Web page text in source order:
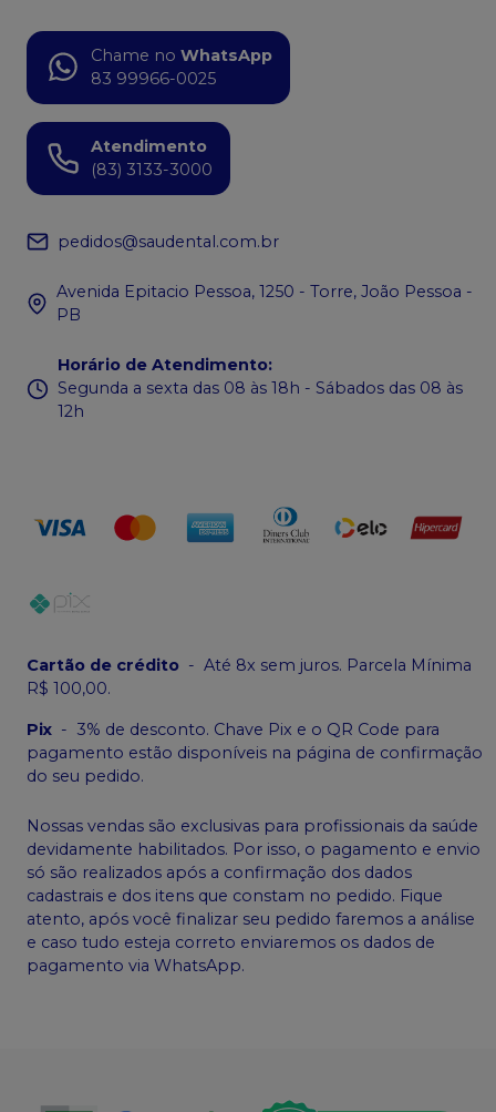
Chame no WhatsApp
83 99966-0025
Atendimento
(83) 3133-3000
pedidos@saudental.com.br
Avenida Epitacio Pessoa, 1250 - Torre, João Pessoa -
PB
Horário de Atendimento:
Segunda a sexta das 08 às 18h - Sábados das 08 às
12h
Cartão de crédito - Até 8x sem juros. Parcela Mínima
R$ 100,00.
Pix - 3% de desconto. Chave Pix e o QR Code para
pagamento estão disponíveis na página de confirmação
do seu pedido.
Nossas vendas são exclusivas para profissionais da saúde
devidamente habilitados. Por isso, o pagamento e envio
só são realizados após a confirmação dos dados
cadastrais e dos itens que constam no pedido. Fique
atento, após você finalizar seu pedido faremos a análise
e caso tudo esteja correto enviaremos os dados de
pagamento via WhatsApp.